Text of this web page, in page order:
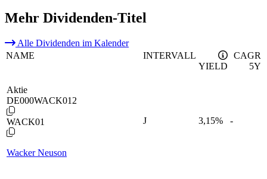
Mehr Dividenden-Titel
Alle Dividenden im Kalender
NAME
INTERVALL
YIELD
CAGR
5Y
Aktie
DE000WACK012
WACK01
Wacker Neuson
J 3,15% -